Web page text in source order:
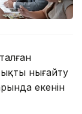
нығайту
екенін